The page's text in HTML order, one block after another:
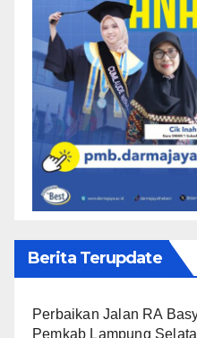
Berita Terupdate
Perbaikan Jalan RA
Pemkab Lampung